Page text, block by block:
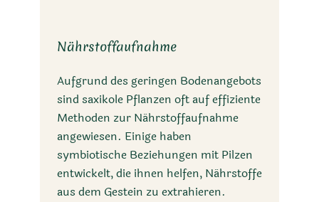
Nährstoffaufnahme
Aufgrund des geringen Bodenangebots
sind saxikole Pflanzen oft auf effiziente
Methoden zur Nährstoffaufnahme
angewiesen. Einige haben
symbiotische Beziehungen mit Pilzen
entwickelt, die ihnen helfen, Nährstoffe
aus dem Gestein zu extrahieren.